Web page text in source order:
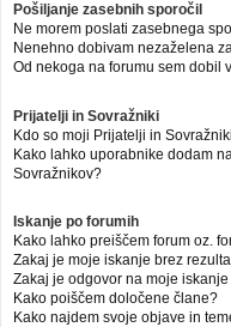
Pošiljanje zasebnih sporočil
Ne morem poslati zasebnega
Nenehno dobivam nezaželena
Od nekoga na forumu sem dobil
Prijatelji in Sovražniki
Kdo so moji Prijatelji in
Kako lahko uporabnike dodam
Sovražnikov?
Iskanje po forumih
Kako lahko preiščem forum oz.
Zakaj je moje iskanje brez
Zakaj je odgovor na moje
Kako poiščem določene člane?
Kako najdem svoje objave in